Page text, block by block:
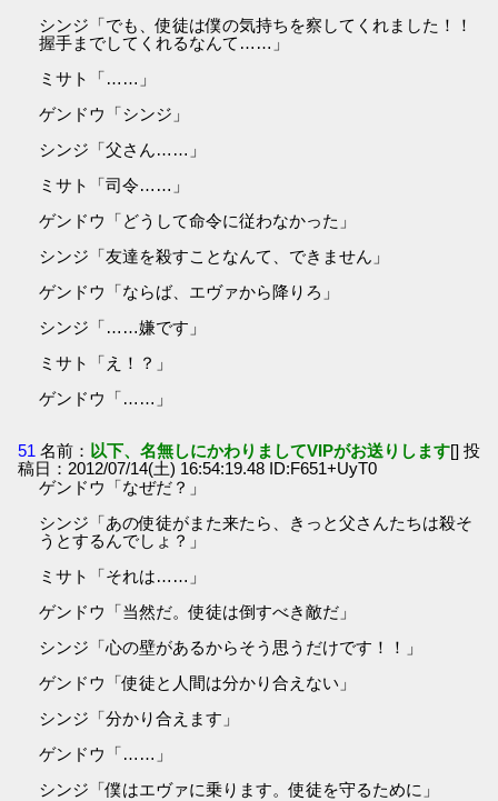
シンジ「でも、使徒は僕の気持ちを察してくれました！！
握手までしてくれるなんて……」
ミサト「……」
ゲンドウ「シンジ」
シンジ「父さん……」
ミサト「司令……」
ゲンドウ「どうして命令に従わなかった」
シンジ「友達を殺すことなんて、できません」
ゲンドウ「ならば、エヴァから降りろ」
シンジ「……嫌です」
ミサト「え！？」
ゲンドウ「……」
51 名前： 以下、名無しにかわりましてVIPがお送りします[] 投
稿日：2012/07/14(土) 16:54:19.48 ID:F651+UyT0
ゲンドウ「なぜだ？」
シンジ「あの使徒がまた来たら、きっと父さんたちは殺そ
うとするんでしょ？」
ミサト「それは……」
ゲンドウ「当然だ。使徒は倒すべき敵だ」
シンジ「心の壁があるからそう思うだけです！！」
ゲンドウ「使徒と人間は分かり合えない」
シンジ「分かり合えます」
ゲンドウ「……」
シンジ「僕はエヴァに乗ります。使徒を守るために」